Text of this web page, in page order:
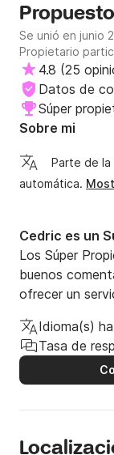
Se unió en junio
Propietario
4.8 (25
Datos de
Súper
Sobre mi
Parte de
automática.
Cedric es un
Los Súper
buenos
ofrecer un
Idioma(s)
Tasa de